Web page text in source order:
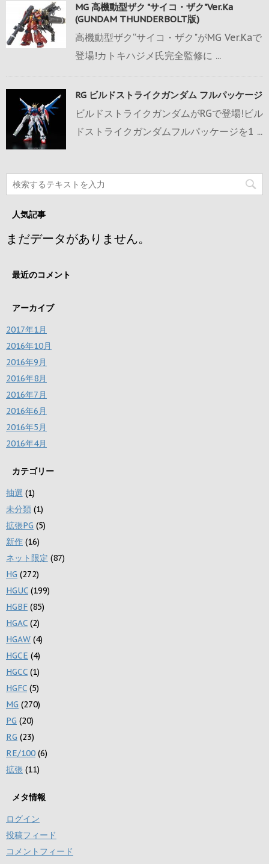
MG 高機動型ザク "サイコ・ザク"Ver.Ka
(GUNDAM THUNDERBOLT版)
高機動型ザク“サイコ・ザク"がMG Ver.Kaで
登場!カトキハジメ氏完全監修に ...
RG ビルドストライクガンダム フルパッケージ
ビルドストライクガンダムがRGで登場!ビル
ドストライクガンダムフルパッケージを1 ...
人気記事
まだデータがありません。
最近のコメント
アーカイブ
2017年1月
2016年10月
2016年9月
2016年8月
2016年7月
2016年6月
2016年5月
2016年4月
カテゴリー
抽選 (1)
未分類 (1)
拡張PG (5)
新作 (16)
ネット限定 (87)
HG (272)
HGUC (199)
HGBF (85)
HGAC (2)
HGAW (4)
HGCE (4)
HGCC (1)
HGFC (5)
MG (270)
PG (20)
RG (23)
RE/100 (6)
拡張 (11)
メタ情報
ログイン
投稿フィード
コメントフィード